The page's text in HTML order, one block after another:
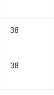
38
38